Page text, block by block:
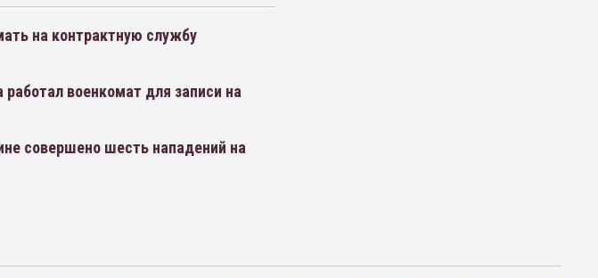
на контрактную службу
военкомат для записи на
совершено шесть нападений на